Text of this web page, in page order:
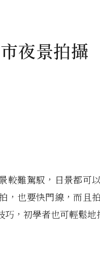
夜景拍攝
較難駕馭，日景都可
，也要快門線，而且
，初學者也可輕鬆地